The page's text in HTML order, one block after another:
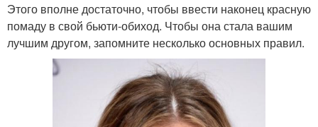
Этого вполне достаточно, чтобы ввести наконец красную
помаду в свой бьюти-обиход. Чтобы она стала вашим
лучшим другом, запомните несколько основных правил.